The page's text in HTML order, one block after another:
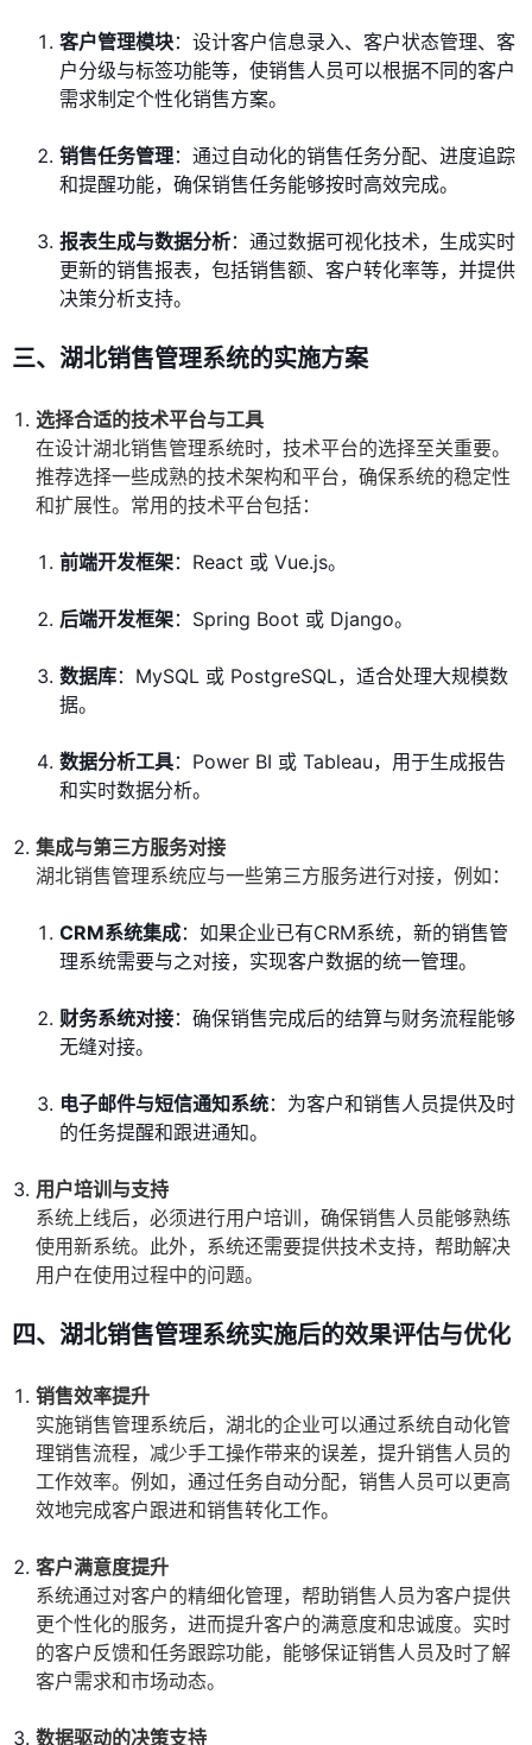
客户管理模块：设计客户信息录入、客户状态管理、客
户分级与标签功能等，使销售人员可以根据不同的客户
需求制定个性化销售方案。
销售任务管理：通过自动化的销售任务分配、进度追踪
和提醒功能，确保销售任务能够按时高效完成。
报表生成与数据分析：通过数据可视化技术，生成实时
更新的销售报表，包括销售额、客户转化率等，并提供
决策分析支持。
三、湖北销售管理系统的实施方案
选择合适的技术平台与工具
在设计湖北销售管理系统时，技术平台的选择至关重要。
推荐选择一些成熟的技术架构和平台，确保系统的稳定性
和扩展性。常用的技术平台包括：
前端开发框架：React 或 Vue.js。
后端开发框架：Spring Boot 或 Django。
数据库：MySQL 或 PostgreSQL，适合处理大规模数
据。
数据分析工具：Power BI 或 Tableau，用于生成报告
和实时数据分析。
集成与第三方服务对接
湖北销售管理系统应与一些第三方服务进行对接，例如：
CRM系统集成：如果企业已有CRM系统，新的销售管
理系统需要与之对接，实现客户数据的统一管理。
财务系统对接：确保销售完成后的结算与财务流程能够
无缝对接。
电子邮件与短信通知系统：为客户和销售人员提供及时
的任务提醒和跟进通知。
用户培训与支持
系统上线后，必须进行用户培训，确保销售人员能够熟练
使用新系统。此外，系统还需要提供技术支持，帮助解决
用户在使用过程中的问题。
四、湖北销售管理系统实施后的效果评估与优化
销售效率提升
实施销售管理系统后，湖北的企业可以通过系统自动化管
理销售流程，减少手工操作带来的误差，提升销售人员的
工作效率。例如，通过任务自动分配，销售人员可以更高
效地完成客户跟进和销售转化工作。
客户满意度提升
系统通过对客户的精细化管理，帮助销售人员为客户提供
更个性化的服务，进而提升客户的满意度和忠诚度。实时
的客户反馈和任务跟踪功能，能够保证销售人员及时了解
客户需求和市场动态。
数据驱动的决策支持